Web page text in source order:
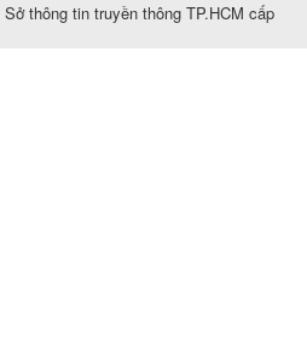
Sở thông tin truyền thông TP.HCM cấp